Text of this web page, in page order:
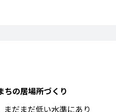
の居場所づくり
だまだ低い水準にあり